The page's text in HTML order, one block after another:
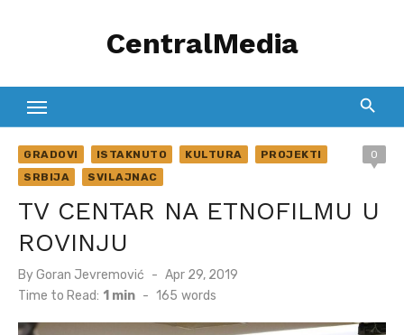
CentralMedia
GRADOVI ISTAKNUTO KULTURA
PROJEKTI
SRBIJA
SVILAJNAC
0
TV CENTAR NA ETNOFILMU U
ROVINJU
ByGoran Jevremović
Posted
on
Apr 29, 2019
Time to Read: 1 min - 165 words